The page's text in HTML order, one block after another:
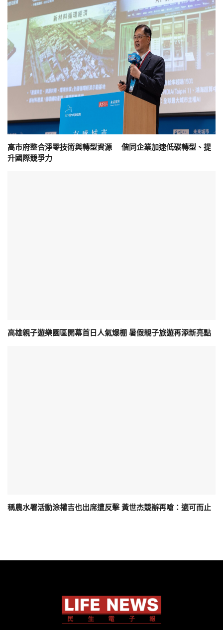
高市府整合淨零技術與轉型資源 偕同企業加速低碳轉型、提
升國際競爭力
高雄親子遊樂園區開幕首日人氣爆棚 暑假親子旅遊再添新亮點
稱農水署活動涂權吉也出席遭反擊 黃世杰競辦再嗆：適可而止